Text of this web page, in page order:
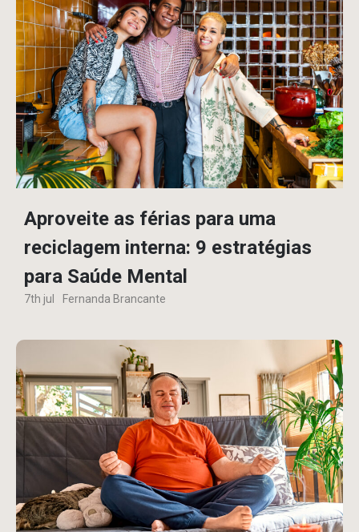
Aproveite as férias para uma
reciclagem interna: 9 estratégias
para Saúde Mental
7th jul Fernanda Brancante